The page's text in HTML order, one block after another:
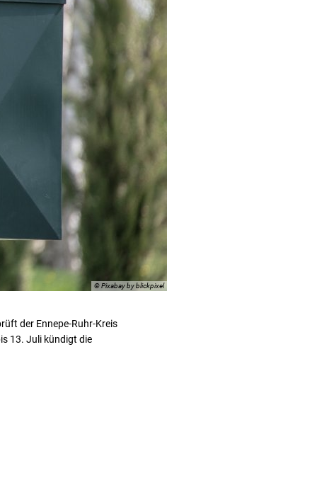
© Pixabay by blickpixel
der Ennepe-Ruhr-Kreis
13. Juli kündigt die